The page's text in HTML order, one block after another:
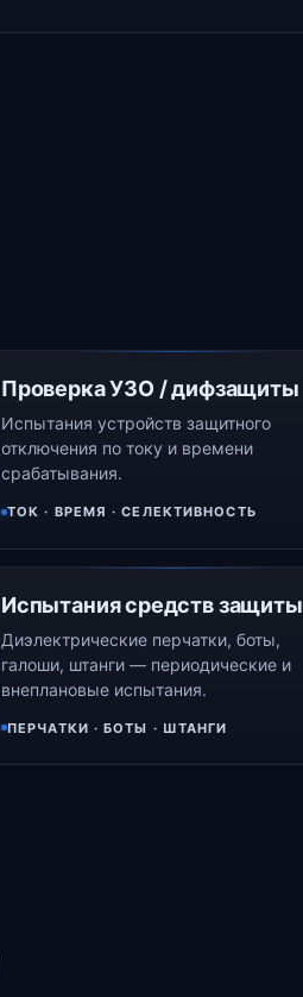
Проверка УЗО / дифзащиты
Испытания устройств защитного
отключения по току и времени
срабатывания.
ТОК · ВРЕМЯ · СЕЛЕКТИВНОСТЬ
Испытания средств защиты
Диэлектрические перчатки, боты,
галоши, штанги — периодические и
внеплановые испытания.
ПЕРЧАТКИ · БОТЫ · ШТАНГИ